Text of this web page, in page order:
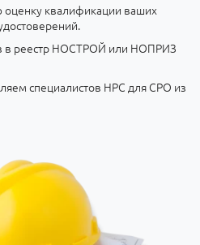
квалификации ваших
в реестр НОСТРОЙ или НОПРИЗ
специалистов НРС для СРО из